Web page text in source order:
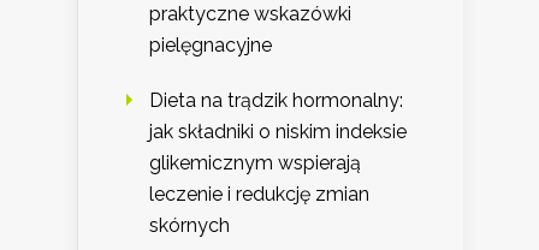
praktyczne wskazówki
pielęgnacyjne
Dieta na trądzik hormonalny:
jak składniki o niskim indeksie
glikemicznym wspierają
leczenie i redukcję zmian
skórnych